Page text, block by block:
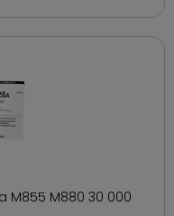
M855 M880 30 000